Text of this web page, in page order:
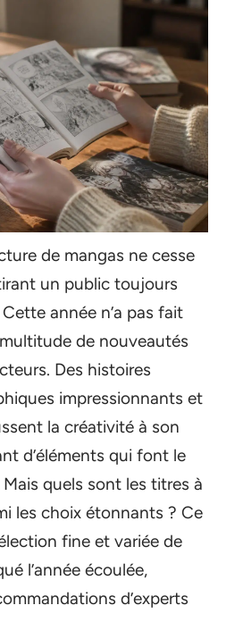
de mangas ne cesse
un public toujours
année n’a pas fait
de nouveautés
Des histoires
impressionnants et
la créativité à son
d’éléments qui font le
quels sont les titres à
les choix étonnants ? Ce
fine et variée de
l’année écoulée,
d’experts